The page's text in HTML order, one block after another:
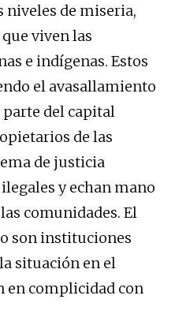
niveles de miseria,
viven las
e indígenas. Estos
el avasallamiento
parte del capital
de las
de justicia
y echan mano
comunidades. El
son instituciones
situación en el
en complicidad con